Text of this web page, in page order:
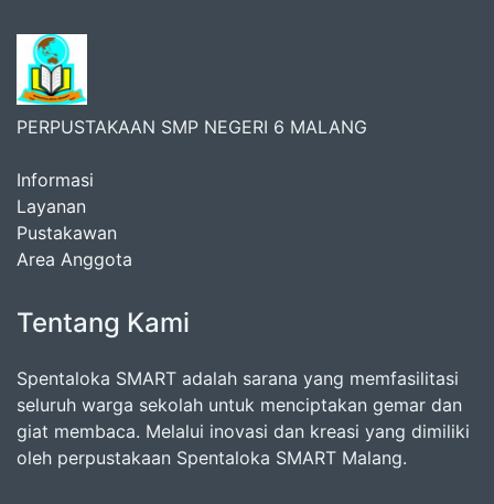
PERPUSTAKAAN SMP NEGERI 6 MALANG
Informasi
Layanan
Pustakawan
Area Anggota
Tentang Kami
Spentaloka SMART adalah sarana yang memfasilitasi
seluruh warga sekolah untuk menciptakan gemar dan
giat membaca. Melalui inovasi dan kreasi yang dimiliki
oleh perpustakaan Spentaloka SMART Malang.